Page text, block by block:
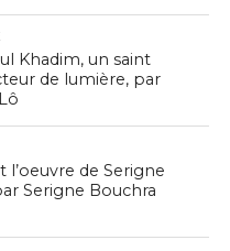
Khadim, un saint
de lumière, par
l’oeuvre de Serigne
Serigne Bouchra